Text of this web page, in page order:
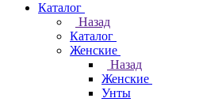
Каталог
Назад
Каталог
Женские
Назад
Женские
Унты